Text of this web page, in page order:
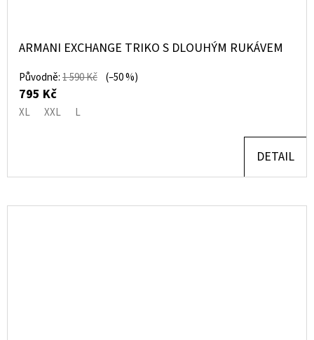
ARMANI EXCHANGE TRIKO S DLOUHÝM RUKÁVEM
Původně:1 590 Kč (–50 %)
795 Kč
XL XXL L
DETAIL